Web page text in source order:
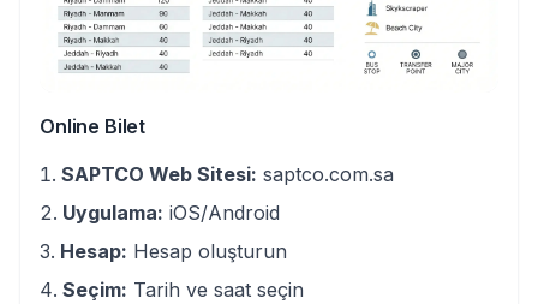
Online Bilet
SAPTCO Web Sitesi: saptco.com.sa
Uygulama: iOS/Android
Hesap: Hesap oluşturun
Seçim: Tarih ve saat seçin